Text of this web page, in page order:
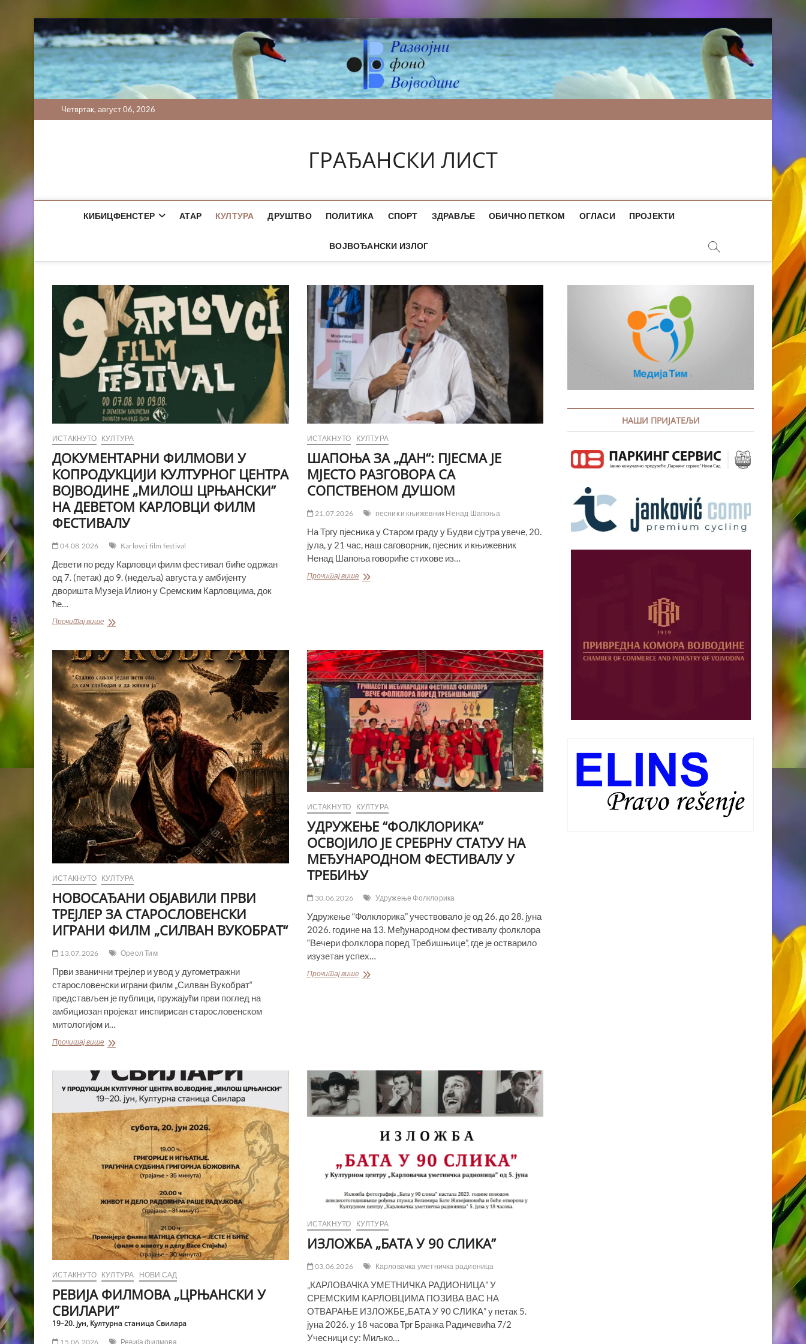
to
content
Четвртак, август 06, 2026
ГРАЂАНСКИ ЛИСТ
КИБИЦФЕНСТЕР АТАР КУЛТУРА ДРУШТВО ПОЛИТИКА СПОРТ ЗДРАВЉЕ ОБИЧНО ПЕТКОМ ОГЛАСИ ПРОЈЕКТИ
ВОЈВОЂАНСКИ ИЗЛОГ
ИСТАКНУТО КУЛТУРА
ДОКУМЕНТАРНИ ФИЛМОВИ У
КОПРОДУКЦИЈИ КУЛТУРНОГ ЦЕНТРА
ВОЈВОДИНЕ „МИЛОШ ЦРЊАНСКИ”
НА ДЕВЕТОМ КАРЛОВЦИ ФИЛМ
ФЕСТИВАЛУ
04.08.2026 Karlovci film festival
Девети по реду Карловци филм фестивал биће одржан
од 7. (петак) до 9. (недеља) августа у амбијенту
дворишта Музеја Илион у Сремским Карловцима, док
ће…
Прочитај вишеДОКУМЕНТАРНИ
КОПРОДУКЦИЈИ
КУЛТУРНОГ
ЦЕНТРА
ВОЈВОДИНЕ
„МИЛОШ
ЦРЊАНСКИ”
НА
ДЕВЕТОМ
КАРЛОВЦИ
ФИЛМ
ФЕСТИВАЛУ
ИСТАКНУТО КУЛТУРА
ШАПОЊА ЗА „ДАН“: ПЈЕСМА ЈЕ
МЈЕСТО РАЗГОВОРА СА
СОПСТВЕНОМ ДУШОМ
21.07.2026 песник и књижевник Ненад Шапоња
На Тргу пјесника у Старом граду у Будви сјутра увече, 20.
јула, у 21 час, наш саговорник, пјесник и књижевник
Ненад Шапоња говориће стихове из…
Прочитај вишеШАПОЊА
СА
СОПСТВЕНОМ
ДУШОМ
ИСТАКНУТО КУЛТУРА
НОВОСАЂАНИ ОБЈАВИЛИ ПРВИ
ТРЕЈЛЕР ЗА СТАРОСЛОВЕНСКИ
ИГРАНИ ФИЛМ „СИЛВАН ВУКОБРАТ“
13.07.2026 Ореол Тим
Први званични трејлер и увод у дугометражни
старословенски играни филм „Силван Вукобрат“
представљен је публици, пружајући први поглед на
амбициозан пројекат инспирисан старословенском
митологијом и…
Прочитај вишеНОВОСАЂАНИ
ТРЕЈЛЕР
ЗА
СТАРОСЛОВЕНСКИ
ИГРАНИ
ФИЛМ
„СИЛВАН
ВУКОБРАТ“
ИСТАКНУТО КУЛТУРА
УДРУЖЕЊЕ “ФОЛКЛОРИКА”
ОСВОЈИЛО ЈЕ СРЕБРНУ СТАТУУ НА
МЕЂУНАРОДНОМ ФЕСТИВАЛУ У
ТРЕБИЊУ
30.06.2026 Удружење Фолклорика
Удружење “Фолклорика” учествовало је од 26. до 28. јуна
2026. године на 13. Међународном фестивалу фолклора
“Вечери фолклора поред Требишњице”, где је остварило
изузетан успех…
Прочитај вишеУДРУЖЕЊЕ
У
ТРЕБИЊУ
ИСТАКНУТО КУЛТУРА НОВИ САД
РЕВИЈА ФИЛМОВА „ЦРЊАНСКИ У
СВИЛАРИ”
19–20. јун, Културна станица Свилара
15.06.2026 Ревија филмова
ИСТАКНУТО КУЛТУРА
ИЗЛОЖБA „БАТА У 90 СЛИКА”
03.06.2026 Карловачка уметничка радионица
„КАРЛОВАЧКА УМЕТНИЧКА РАДИОНИЦА” У
СРЕМСКИМ КАРЛОВЦИМА ПОЗИВА ВАС НА
ОТВАРАЊЕ ИЗЛОЖБE„БАТА У 90 СЛИКА” у петак 5.
јуна 2026. у 18 часова Трг Бранка Радичевића 7/2
Учесници су: Миљко…
НАШИ ПРИЈАТЕЉИ